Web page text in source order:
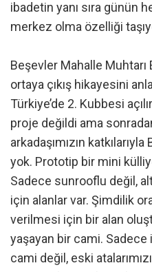
ibadetin yanı sıra günün
merkez olma özelliği
Beşevler Mahalle Muhtarı
ortaya çıkış hikayesini
Türkiye’de 2. Kubbesi
proje değildi ama
arkadaşımızın
yok. Prototip bir mini
Sadece sunrooflu değil,
için alanlar var. Şimdilik
verilmesi için bir alan
yaşayan bir cami.
cami değil, eski